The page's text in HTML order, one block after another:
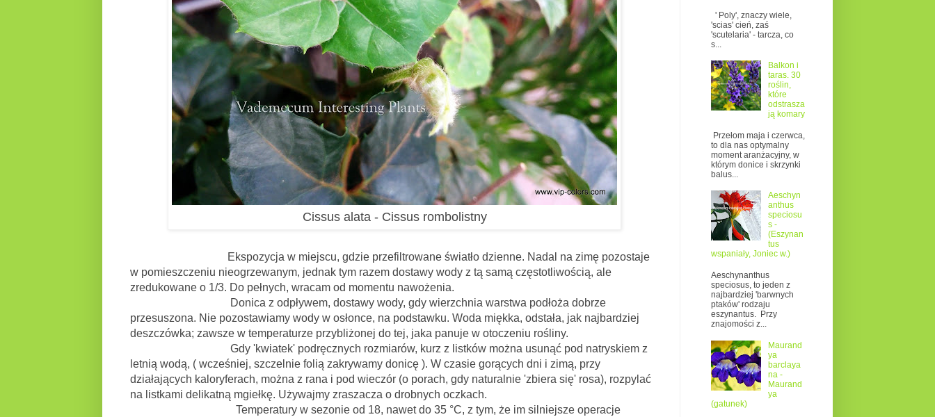
Cissus alata - Cissus rombolistny
Ekspozycja w miejscu, gdzie przefiltrowane światło dzienne. Nadal na zimę pozostaje
w pomieszczeniu nieogrzewanym, jednak tym razem dostawy wody z tą samą częstotliwością, ale
zredukowane o 1/3. Do pełnych, wracam od momentu nawożenia.
Donica z odpływem, dostawy wody, gdy wierzchnia warstwa podłoża dobrze
przesuszona. Nie pozostawiamy wody w osłonce, na podstawku. Woda miękka, odstała, jak najbardziej
deszczówka; zawsze w temperaturze przybliżonej do tej, jaka panuje w otoczeniu rośliny.
Gdy 'kwiatek' podręcznych rozmiarów, kurz z listków można usunąć pod natryskiem z
letnią wodą, ( wcześniej, szczelnie folią zakrywamy donicę ). W czasie gorących dni i zimą, przy
działających kaloryferach, można z rana i pod wieczór (o porach, gdy naturalnie 'zbiera się' rosa), rozpylać
na listkami delikatną mgiełkę. Używajmy zraszacza o drobnych oczkach.
Temperatury w sezonie od 18, nawet do 35 °C, z tym, że im silniejsze operacje
' Poly', znaczy wiele,
'scias' cień, zaś
'scutelaria' - tarcza, co
s...
Balkon i
taras. 30
roślin,
które
odstrasza
ją komary
Przełom maja i czerwca,
to dla nas optymalny
moment aranżacyjny, w
którym donice i skrzynki
balus...
Aeschyn
anthus
speciosu
s -
(Eszynan
tus
wspaniały, Joniec w.)
Aeschynanthus
speciosus, to jeden z
najbardziej 'barwnych
ptaków' rodzaju
eszynantus. Przy
znajomości z...
Maurand
ya
barclaya
na -
Maurand
ya
(gatunek)